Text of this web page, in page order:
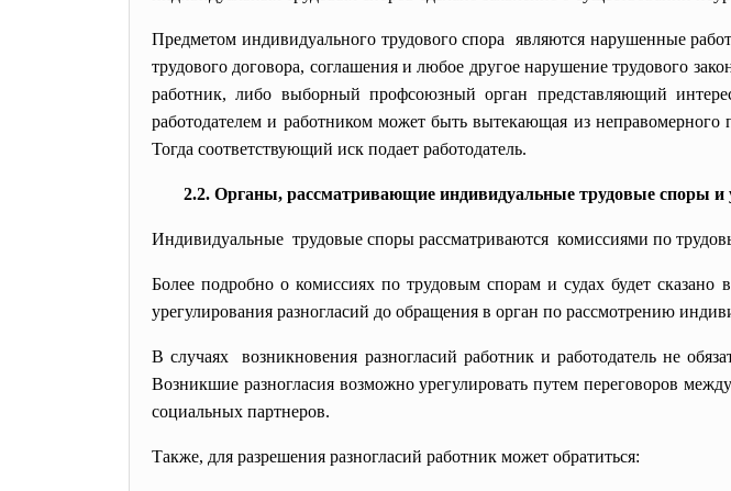
Предметом индивидуального трудовогоспора являются нарушенные
трудового договора, соглашения и любое другое нарушение трудового
работник, либо выборный профсоюзный орган представляющий
работодателем и работником может быть вытекающая из
Тогда соответствующий иск подает работодатель.
2.2. Органы, рассматривающие индивидуальные трудовые споры и
Индивидуальные трудовые споры рассматриваются комиссиями по
Более подробно о комиссиях по трудовым спорам и судах будет
урегулирования разногласий до обращения в орган по рассмотрению
В случаях возникновения разногласий работник и работодатель не
Возникшие разногласия возможно урегулировать путем переговоров
социальных партнеров.
Также, для разрешения разногласий работник может обратиться: